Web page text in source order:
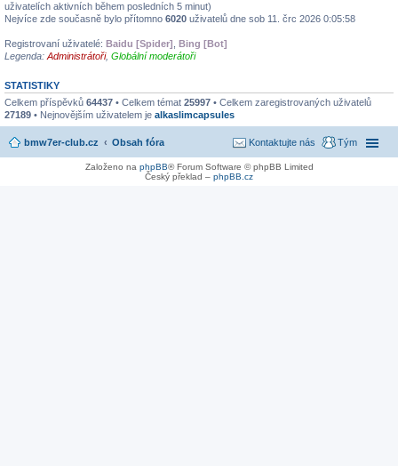
uživatelích aktivních během posledních 5 minut)
Nejvíce zde současně bylo přítomno 6020 uživatelů dne sob 11. črc 2026 0:05:58
Registrovaní uživatelé: Baidu [Spider] Bing [Bot]
Legenda: Administrátoři, Globální moderátoři
STATISTIKY
Celkem příspěvků 64437 • Celkem témat 25997 • Celkem zaregistrovaných uživatelů
27189 • Nejnovějším uživatelem je alkaslimcapsules
bmw7er-club.cz Obsah fóra Tým
Kontaktujte nás
Založeno na phpBB® Forum Software © phpBB Limited
Český překlad – phpBB.cz